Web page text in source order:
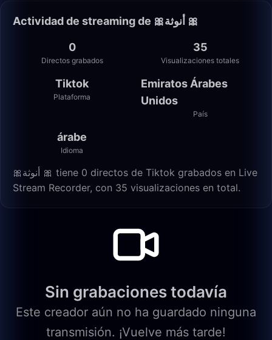
Actividad de streaming de 🎀أنوثة 🎀
0
Directos grabados
35
Visualizaciones totales
Tiktok
Plataforma
Emiratos Árabes
Unidos
País
árabe
Idioma
🎀أنوثة 🎀 tiene 0 directos de Tiktok grabados en Live
Stream Recorder, con 35 visualizaciones en total.
Sin grabaciones todavía
Este creador aún no ha guardado ninguna
transmisión. ¡Vuelve más tarde!